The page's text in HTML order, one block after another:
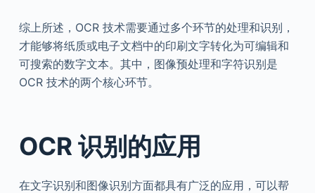
综上所述，OCR 技术需要通过多个环节的处理和识别，
才能够将纸质或电子文档中的印刷文字转化为可编辑和
可搜索的数字文本。其中，图像预处理和字符识别是
OCR 技术的两个核心环节。
OCR 识别的应用
在文字识别和图像识别方面都具有广泛的应用，可以帮